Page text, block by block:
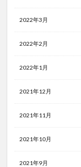
2022年3月
2022年2月
2022年1月
2021年12月
2021年11月
2021年10月
2021年9月